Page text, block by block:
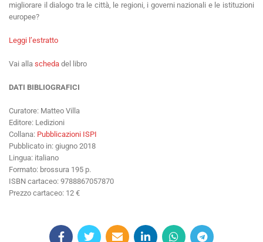
migliorare il dialogo tra le città, le regioni, i governi nazionali e le istituzioni
europee?
Leggi l’estratto
Vai alla scheda del libro
DATI BIBLIOGRAFICI
Curatore: Matteo Villa
Editore: Ledizioni
Collana: Pubblicazioni ISPI
Pubblicato in: giugno 2018
Lingua: italiano
Formato: brossura 195 p.
ISBN cartaceo: 9788867057870
Prezzo cartaceo: 12 €